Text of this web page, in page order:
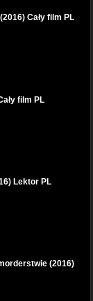
Cały film PL
film PL
Lektor PL
(2016)